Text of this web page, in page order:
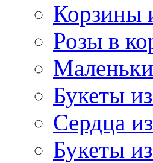
Корзины
Розы в
Букеты
Сердца
Букеты